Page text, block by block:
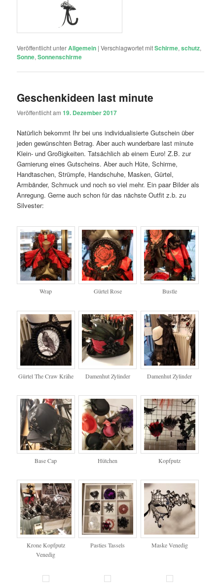
Veröffentlicht unterAllgemein |Verschlagwortet mitSchirme,schutz,
Sonne,Sonnenschirme
Geschenkideen last minute
Veröffentlicht am19. Dezember 2017
Natürlich bekommt Ihr bei uns individualisierte Gutschein über
jeden gewünschten Betrag. Aber auch wunderbare last minute
Klein- und Großigkeiten. Tatsächlich ab einem Euro! Z.B. zur
Garnierung eines Gutscheins. Aber auch Hüte, Schirme,
Handtaschen, Strümpfe, Handschuhe, Masken, Gürtel,
Armbänder, Schmuck und noch so viel mehr. Ein paar Bilder als
Anregung. Gerne auch schon für das nächste Outfit z.b. zu
Silvester:
Wrap Gürtel Rose Bustle
Gürtel The Craw Krähe Damenhut Zylinder Damenhut Zylinder
Base Cap Hütchen Kopfputz
Krone Kopfputz
Venedig
Pasties Tassels Maske Venedig